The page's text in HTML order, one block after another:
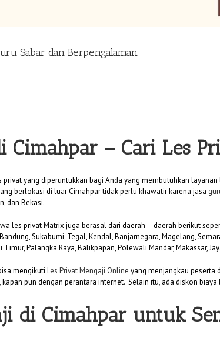
Sabar dan Berpengalaman
Cimahpar– Cari Les
privat yang diperuntukkan bagi Anda yang membutuhkan
berlokasi di luar Cimahpar tidak perlu khawatir karena jasa
dan Bekasi.
les privat Matrix juga berasal dari daerah – daerah berikut
Sukabumi, Tegal, Kendal, Banjarnegara, Magelang,
Palangka Raya, Balikpapan, Polewali Mandar, Makassar,
mengikuti Les Privat Mengaji Online yang menjangkau peserta
pun dengan perantara internet. Selain itu, ada diskon
di Cimahpar untuk